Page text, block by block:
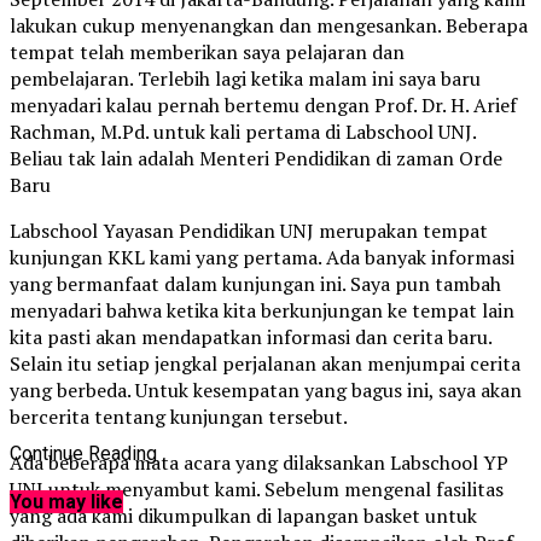
lakukan cukup menyenangkan dan mengesankan. Beberapa
tempat telah memberikan saya pelajaran dan
pembelajaran. Terlebih lagi ketika malam ini saya baru
menyadari kalau pernah bertemu dengan Prof. Dr. H. Arief
Rachman, M.Pd. untuk kali pertama di Labschool UNJ.
Beliau tak lain adalah Menteri Pendidikan di zaman Orde
Baru
Labschool Yayasan Pendidikan UNJ merupakan tempat
kunjungan KKL kami yang pertama. Ada banyak informasi
yang bermanfaat dalam kunjungan ini. Saya pun tambah
menyadari bahwa ketika kita berkunjungan ke tempat lain
kita pasti akan mendapatkan informasi dan cerita baru.
Selain itu setiap jengkal perjalanan akan menjumpai cerita
yang berbeda. Untuk kesempatan yang bagus ini, saya akan
bercerita tentang kunjungan tersebut.
Ada beberapa mata acara yang dilaksankan Labschool YP
UNJ untuk menyambut kami. Sebelum mengenal fasilitas
yang ada kami dikumpulkan di lapangan basket untuk
Continue Reading
You may like